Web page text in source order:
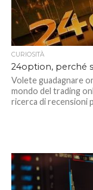
CURIOSITÀ
24option, perché
Volete guadagnare
mondo del trading
ricerca di recensioni